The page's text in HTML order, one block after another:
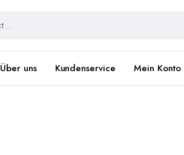
Über uns Kundenservice Mein Konto